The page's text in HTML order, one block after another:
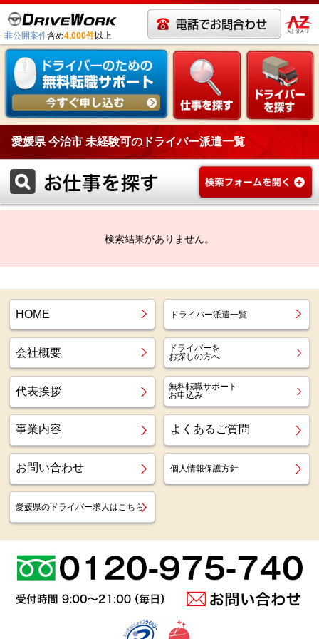
非公開案件含め4,000件以上
愛媛県 今治市 未経験可のドライバー派遣一覧
検索結果がありません。
HOME ドライバー派遣一覧
会社概要
ドライバーを
お探しの方へ
代表挨拶
無料転職サポート
お申込み
事業内容 よくあるご質問
お問い合わせ 個人情報保護方針
愛媛県のドライバー求人はこちら